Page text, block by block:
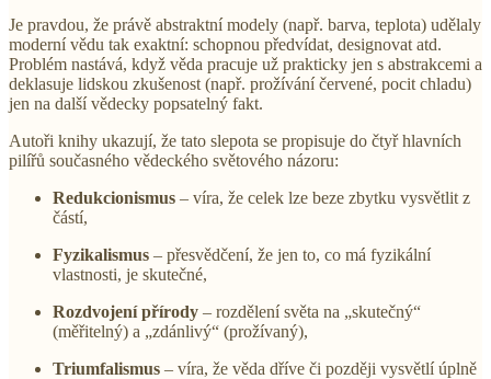
Je pravdou, že právě abstraktní modely (např. barva, teplota) udělaly
moderní vědu tak exaktní: schopnou předvídat, designovat atd.
Problém nastává, když věda pracuje už prakticky jen s abstrakcemi a
deklasuje lidskou zkušenost (např. prožívání červené, pocit chladu)
jen na další vědecky popsatelný fakt.
Autoři knihy ukazují, že tato slepota se propisuje do čtyř hlavních
pilířů současného vědeckého světového názoru:
Redukcionismus – víra, že celek lze beze zbytku vysvětlit z
částí,
Fyzikalismus – přesvědčení, že jen to, co má fyzikální
vlastnosti, je skutečné,
Rozdvojení přírody – rozdělení světa na „skutečný“
(měřitelný) a „zdánlivý“ (prožívaný),
Triumfalismus – víra, že věda dříve či později vysvětlí úplně